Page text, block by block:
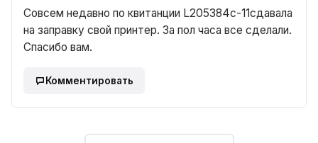
Совсем недавно по квитанции L205384c-11сдавала
на заправку свой принтер. За пол часа все сделали.
Спасибо вам.
Комментировать